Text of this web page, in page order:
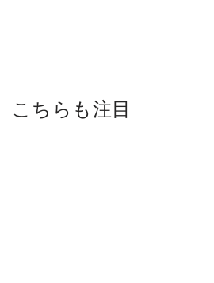
こちらも注目